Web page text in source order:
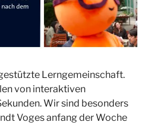
Lerngemeinschaft.
von interaktiven
Wir sind besonders
Voges anfang der Woche